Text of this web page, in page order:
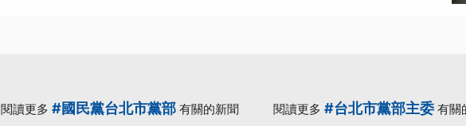
閱讀更多 #國民黨台北市黨部 有關的新聞 閱讀更多 #台北市黨部主委 有關